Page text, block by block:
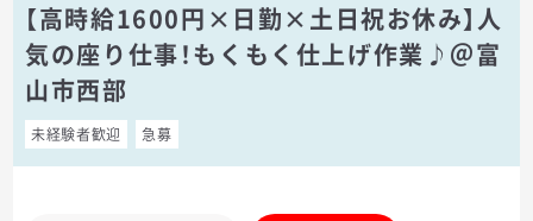
【高時給1600円×日勤×土日祝お休み】人
気の座り仕事！もくもく仕上げ作業♪＠富
山市西部
未経験者歓迎 急募